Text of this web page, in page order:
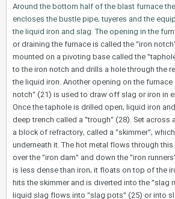
Around the bottom half of the blast furnace
encloses the bustle pipe, tuyeres and the
the liquid iron and slag. The opening in the
or draining the furnace is called the "iron
mounted on a pivoting base called the
to the iron notch and drills a hole through
the liquid iron. Another opening on the
notch" (21) is used to draw off slag or iron
Once the taphole is drilled open, liquid iron
deep trench called a "trough" (28). Set
a block of refractory, called a "skimmer",
underneath it. The hot metal flows through
over the "iron dam" and down the "iron
is less dense than iron, it floats on top of
hits the skimmer and is diverted into the
liquid slag flows into "slag pots" (25) or